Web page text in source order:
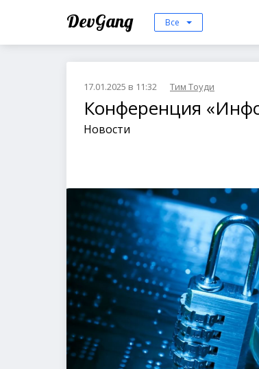
DevGang Все
17.01.2025 в 11:32 Тим Тоуди
Конференция
Новости